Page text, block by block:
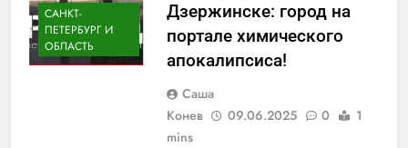
САНКТ-
ПЕТЕРБУРГ И
ОБЛАСТЬ
Дзержинске: город на
портале химического
апокалипсиса!
Саша
Конев
09.06.2025 0
1
mins